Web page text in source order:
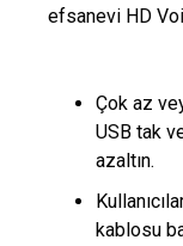
efsanevi HD
Çok az
USB tak
azaltın.
kablosu